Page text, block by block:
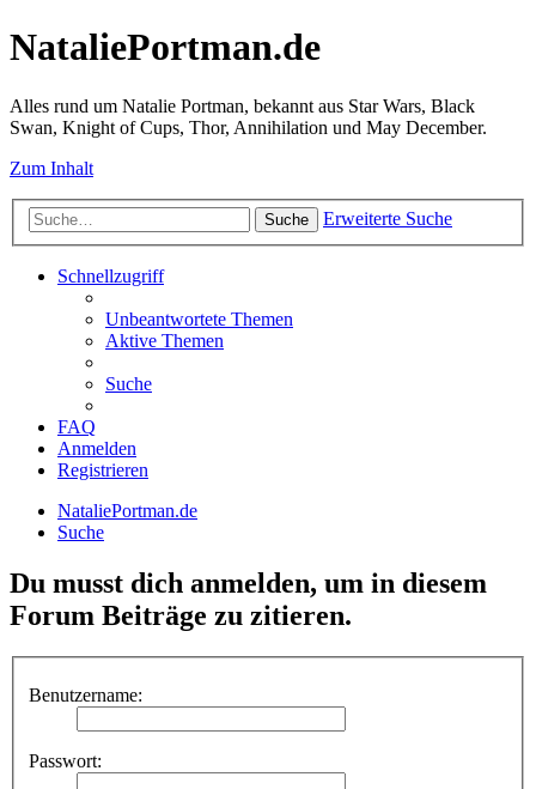
NataliePortman.de
Alles rund um Natalie Portman, bekannt aus Star Wars, Black
Swan, Knight of Cups, Thor, Annihilation und May December.
Zum Inhalt
Suche Erweiterte Suche
Schnellzugriff
Unbeantwortete Themen
Aktive Themen
Suche
FAQ
Anmelden
Registrieren
NataliePortman.de
Suche
Du musst dich anmelden, um in diesem
Forum Beiträge zu zitieren.
Benutzername:
Passwort: